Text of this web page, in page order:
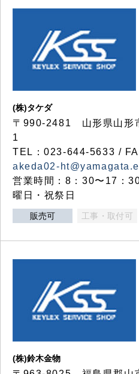
(株)タケダ
〒990-2481 山形県山形
1
TEL：023-644-5633 /
akeda02-
営業時間：8：30〜17：
曜日・祝祭日
販売可 工事・取付可
(株)鈴木金物